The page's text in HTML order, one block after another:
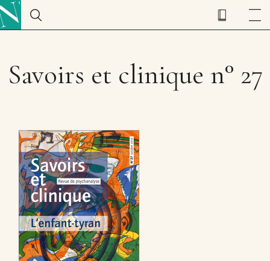
Savoirs et clinique n° 27